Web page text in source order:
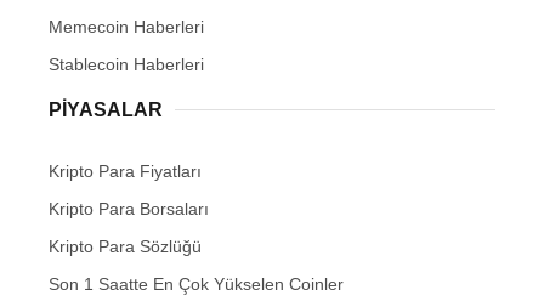
Memecoin Haberleri
Stablecoin Haberleri
PIYASALAR
Kripto Para Fiyatları
Kripto Para Borsaları
Kripto Para Sözlüğü
Son 1 Saatte En Çok Yükselen Coinler